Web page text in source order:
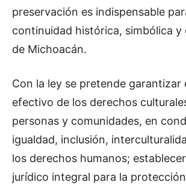
preservación es indispensable
continuidad histórica, simbólica y
de Michoacán.
Con la ley se pretende garantizar
efectivo de los derechos
personas y comunidades, en
igualdad, inclusión,
los derechos humanos;
jurídico integral para la